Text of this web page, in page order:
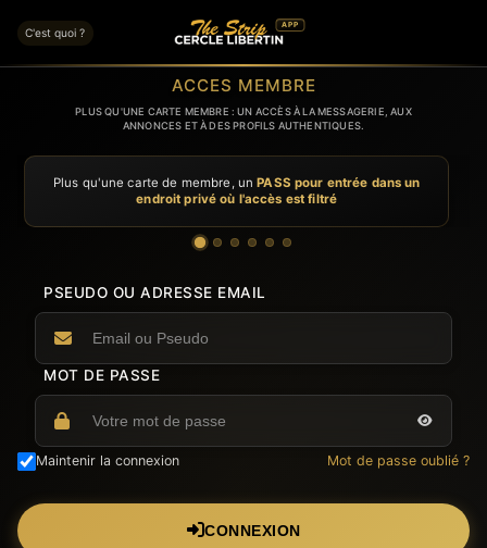
C'est quoi ?
APP
ACCES MEMBRE
PLUS QU'UNE CARTE MEMBRE : UN ACCÈS À LA MESSAGERIE, AUX
ANNONCES ET À DES PROFILS AUTHENTIQUES.
Plus qu'une carte de membre, unPASS pour entrée dans un
endroit privé où l'accès est filtré
PSEUDO OU ADRESSE EMAIL
MOT DE PASSE
Maintenir la connexion Mot de passe oublié ?
CONNEXION